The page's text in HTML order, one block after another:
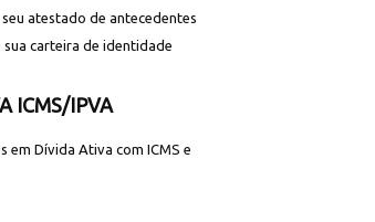
atestado de antecedentes
sua carteira de identidade
ICMS/IPVA
em Dívida Ativa com ICMS e